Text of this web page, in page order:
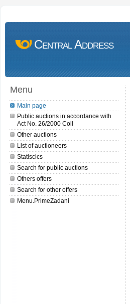
Central Address
Menu
Main page
Public auctions in accordance with
Act No. 26/2000 Coll
Other auctions
List of auctioneers
Statiscics
Search for public auctions
Others offers
Search for other offers
Menu.PrimeZadani